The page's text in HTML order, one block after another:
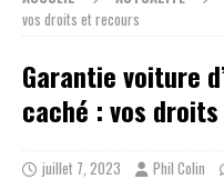
vos droits et recours
Garantie voiture
caché : vos
juillet 7, 2023 Phil Colin